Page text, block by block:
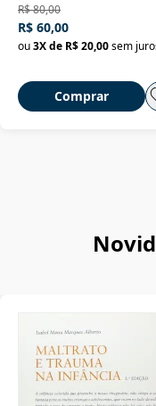
R$ 80,00
R$ 60,00
ou3X de R$ 20,00sem
Comprar